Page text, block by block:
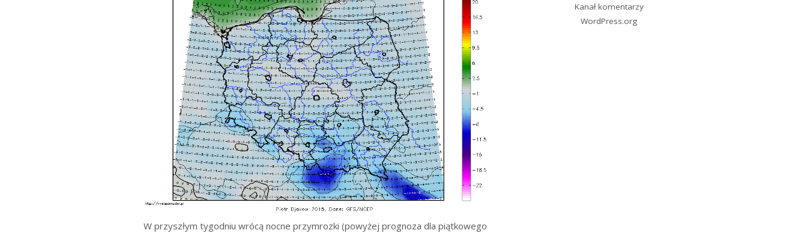
W przyszłym tygodniu wrócą nocne przymrozki (powyżej prognoza dla piątkowego
Kanał komentarzy
WordPress.org